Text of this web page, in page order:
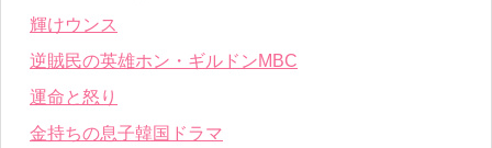
輝けウンス
逆賊民の英雄ホン・ギルドンMBC
運命と怒り
金持ちの息子韓国ドラマ